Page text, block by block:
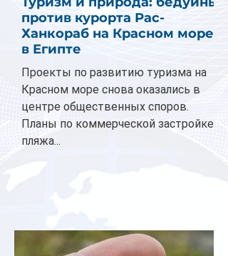
против курорта Рас-
Ханкораб на Красном море
в Египте
Проекты по развитию туризма на
Красном море снова оказались в
центре общественных споров.
Планы по коммерческой застройке
пляжа...